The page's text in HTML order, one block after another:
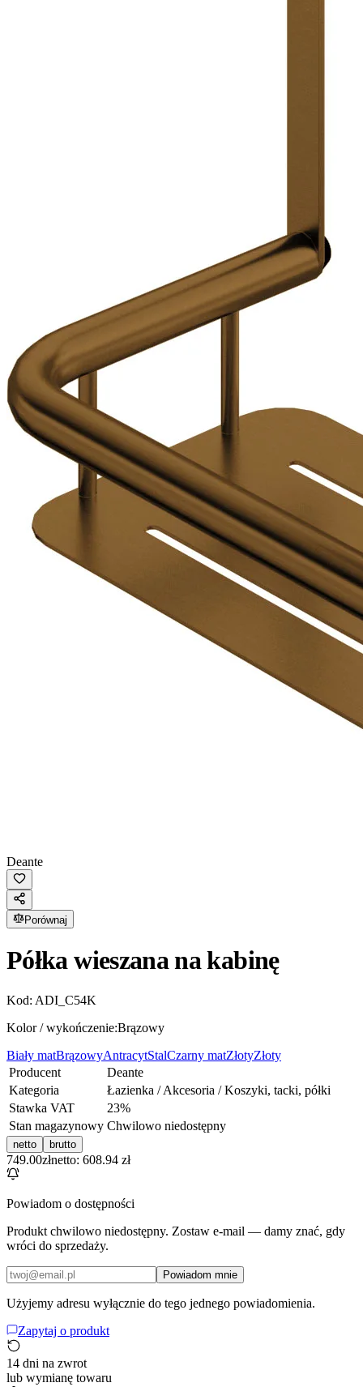
Deante
Porównaj
Półka wieszana na kabinę
Kod: ADI_C54K
Kolor / wykończenie:Brązowy
Biały matBrązowyAntracytStalCzarny matZłotyZłoty
Producent
Deante
Kategoria
Łazienka / Akcesoria / Koszyki, tacki, półki
Stawka VAT
23%
Stan magazynowy Chwilowo niedostępny
netto brutto
749.00złnetto: 608.94 zł
Powiadom o dostępności
Produkt chwilowo niedostępny. Zostaw e-mail — damy znać, gdy
wróci do sprzedaży.
Powiadom mnie
Użyjemy adresu wyłącznie do tego jednego powiadomienia.
Zapytaj o produkt
14 dni na zwrot
lub wymianę towaru